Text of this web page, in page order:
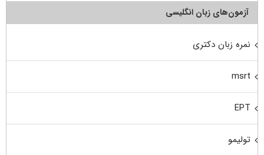
آزمون‌های زبان انگلیسی
نمره زبان دکتری
msrt
EPT
تولیمو